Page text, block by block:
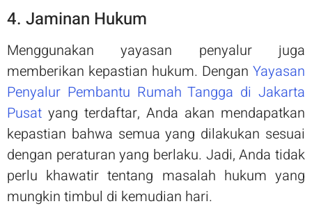
4. Jaminan Hukum
Menggunakan yayasan penyalur juga
memberikan kepastian hukum. Dengan Yayasan
Penyalur Pembantu Rumah Tangga di Jakarta
Pusat yang terdaftar, Anda akan mendapatkan
kepastian bahwa semua yang dilakukan sesuai
dengan peraturan yang berlaku. Jadi, Anda tidak
perlu khawatir tentang masalah hukum yang
mungkin timbul di kemudian hari.